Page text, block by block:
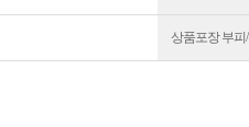
상품포장 부피/